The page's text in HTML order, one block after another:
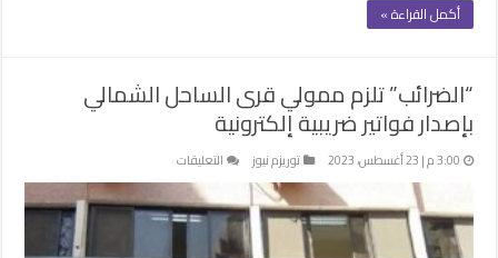
أكمل القراءة »
“الضرائب” تلزم ممولي قرى الساحل الشمالي
بإصدار فواتير ضريبية إلكترونية
3:00 م | 23 أغسطس، 2023 توريزم نيوز التعليقات
“الضرائب”
تلزم
ممولي